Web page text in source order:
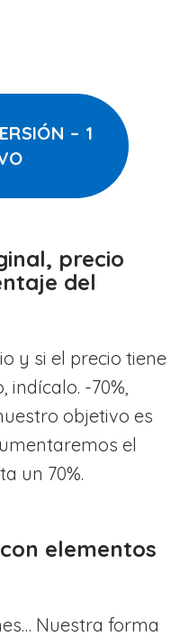
– 1
precio
del
y si el precio tiene
-70%,
objetivo es
el
un 70%.
elementos
Nuestra forma